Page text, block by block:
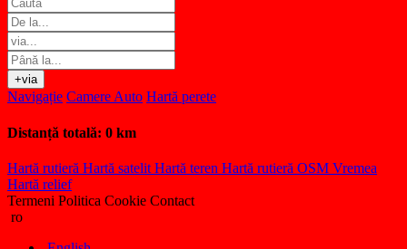
+via
Navigație Camere Auto Hartă perete
Distanță totală: 0 km
Hartă rutieră Hartă satelit Hartă teren Hartă rutieră OSM Vremea
Hartă relief
Termeni Politica Cookie Contact
ro